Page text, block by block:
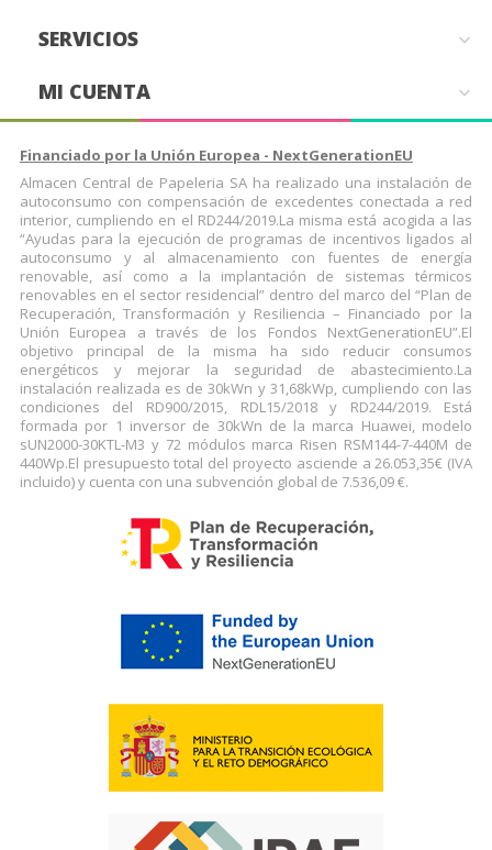
SERVICIOS 
MI CUENTA 
Financiado por la Unión Europea - NextGenerationEU
Almacen Central de Papeleria SA ha realizado una instalación de
autoconsumo con compensación de excedentes conectada a red
interior, cumpliendo en el RD244/2019.La misma está acogida a las
“Ayudas para la ejecución de programas de incentivos ligados al
autoconsumo y al almacenamiento con fuentes de energía
renovable, así como a la implantación de sistemas térmicos
renovables en el sector residencial” dentro del marco del “Plan de
Recuperación, Transformación y Resiliencia – Financiado por la
Unión Europea a través de los Fondos NextGenerationEU”.El
objetivo principal de la misma ha sido reducir consumos
energéticos y mejorar la seguridad de abastecimiento.La
instalación realizada es de 30kWn y 31,68kWp, cumpliendo con las
condiciones del RD900/2015, RDL15/2018 y RD244/2019. Está
formada por 1 inversor de 30kWn de la marca Huawei, modelo
sUN2000-30KTL-M3 y 72 módulos marca Risen RSM144-7-440M de
440Wp.El presupuesto total del proyecto asciende a 26.053,35€ (IVA
incluido) y cuenta con una subvención global de 7.536,09 €.